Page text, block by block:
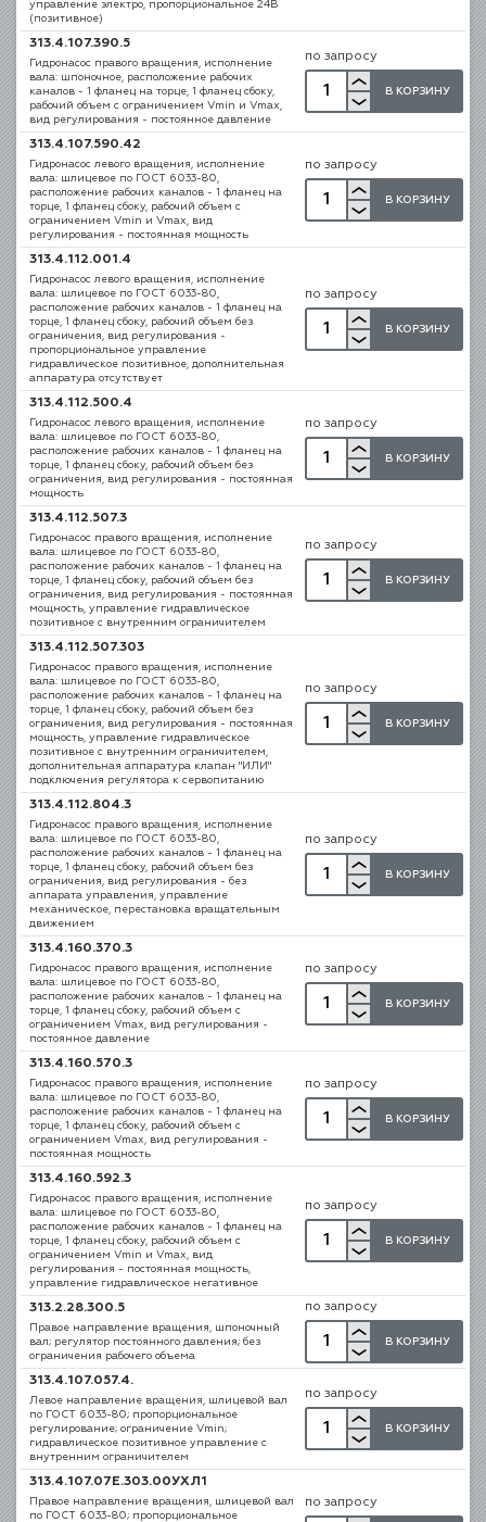
управление электро, пропорциональное 24В
(позитивное)
313.4.107.390.5
Гидронасос правого вращения, исполнение
вала: шпоночное, расположение рабочих
каналов - 1 фланец на торце, 1 фланец сбоку,
рабочий объем с ограничением Vmin и Vmax,
вид регулирования - постоянное давление
по запросу
В КОРЗИНУ
313.4.107.590.42
Гидронасос левого вращения, исполнение
вала: шлицевое по ГОСТ 6033-80,
расположение рабочих каналов - 1 фланец на
торце, 1 фланец сбоку, рабочий объем с
ограничением Vmin и Vmax, вид
регулирования - постоянная мощность
по запросу
В КОРЗИНУ
313.4.112.001.4
Гидронасос левого вращения, исполнение
вала: шлицевое по ГОСТ 6033-80,
расположение рабочих каналов - 1 фланец на
торце, 1 фланец сбоку, рабочий объем без
ограничения, вид регулирования -
пропорциональное управление
гидравлическое позитивное, дополнительная
аппаратура отсутствует
по запросу
В КОРЗИНУ
313.4.112.500.4
Гидронасос левого вращения, исполнение
вала: шлицевое по ГОСТ 6033-80,
расположение рабочих каналов - 1 фланец на
торце, 1 фланец сбоку, рабочий объем без
ограничения, вид регулирования - постоянная
мощность
по запросу
В КОРЗИНУ
313.4.112.507.3
Гидронасос правого вращения, исполнение
вала: шлицевое по ГОСТ 6033-80,
расположение рабочих каналов - 1 фланец на
торце, 1 фланец сбоку, рабочий объем без
ограничения, вид регулирования - постоянная
мощность, управление гидравлическое
позитивное с внутренним ограничителем
по запросу
В КОРЗИНУ
313.4.112.507.303
Гидронасос правого вращения, исполнение
вала: шлицевое по ГОСТ 6033-80,
расположение рабочих каналов - 1 фланец на
торце, 1 фланец сбоку, рабочий объем без
ограничения, вид регулирования - постоянная
мощность, управление гидравлическое
позитивное с внутренним ограничителем,
дополнительная аппаратура клапан "ИЛИ"
подключения регулятора к сервопитанию
по запросу
В КОРЗИНУ
313.4.112.804.3
Гидронасос правого вращения, исполнение
вала: шлицевое по ГОСТ 6033-80,
расположение рабочих каналов - 1 фланец на
торце, 1 фланец сбоку, рабочий объем без
ограничения, вид регулирования - без
аппарата управления, управление
механическое, перестановка вращательным
движением
по запросу
В КОРЗИНУ
313.4.160.370.3
Гидронасос правого вращения, исполнение
вала: шлицевое по ГОСТ 6033-80,
расположение рабочих каналов - 1 фланец на
торце, 1 фланец сбоку, рабочий объем с
ограничением Vmax, вид регулирования -
постоянное давление
по запросу
В КОРЗИНУ
313.4.160.570.3
Гидронасос правого вращения, исполнение
вала: шлицевое по ГОСТ 6033-80,
расположение рабочих каналов - 1 фланец на
торце, 1 фланец сбоку, рабочий объем с
ограничением Vmax, вид регулирования -
постоянная мощность
по запросу
В КОРЗИНУ
313.4.160.592.3
Гидронасос правого вращения, исполнение
вала: шлицевое по ГОСТ 6033-80,
расположение рабочих каналов - 1 фланец на
торце, 1 фланец сбоку, рабочий объем с
ограничением Vmin и Vmax, вид
регулирования - постоянная мощность,
управление гидравлическое негативное
по запросу
В КОРЗИНУ
313.2.28.300.5
Правое направление вращения, шпоночный
вал; регулятор постоянного давления; без
ограничения рабочего объема
по запросу
В КОРЗИНУ
313.4.107.057.4.
Левое направление вращения, шлицевой вал
по ГОСТ 6033-80; пропорциональное
регулирование; ограничение Vmin;
гидравлическое позитивное управление с
внутренним ограничителем
по запросу
В КОРЗИНУ
313.4.107.07E.303.00УХЛ1
Правое направление вращения, шлицевой вал
по ГОСТ 6033-80; пропорциональное
по запросу